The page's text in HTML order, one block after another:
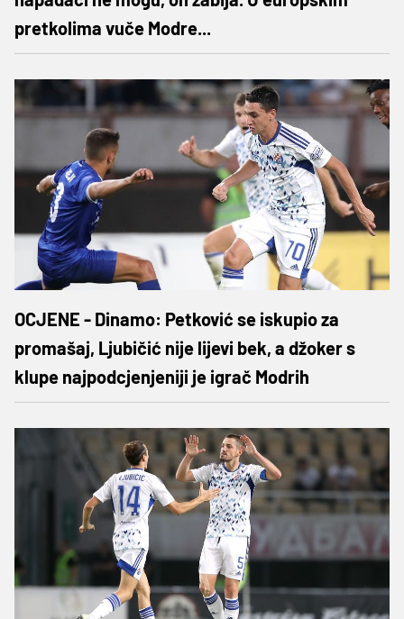
pretkolima vuče Modre...
OCJENE - Dinamo: Petković se iskupio za
promašaj, Ljubičić nije lijevi bek, a džoker s
klupe najpodcjenjeniji je igrač Modrih